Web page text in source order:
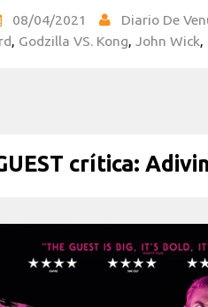
08/04/2021 Diario De
, Godzilla VS. Kong, John Wick,
crítica: